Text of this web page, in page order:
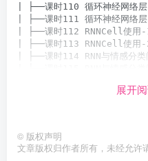
| ├──课时110 循环神经网络
| ├──课时111 循环神经网络
| ├──课时112 RNNCell使用
| ├──课时113 RNNCell使用
| ├──课时114 RNN与情感分
| ├──课时117 RNN与情感分
| ├──课时119 无监督学习
| ├──课时120 Auto-
| ├──课时121 Auto-
展开
© 版权声明
文章版权归作者所有，未经允许